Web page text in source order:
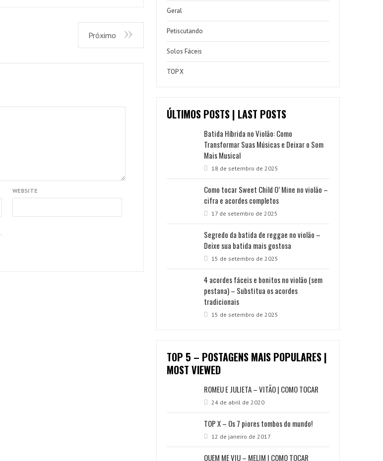
Próximo
WEBSITE
Geral
Petiscutando
Solos Fáceis
TOP X
ÚLTIMOS POSTS | LAST POSTS
Batida Híbrida no Violão: Como
Transformar Suas Músicas e Deixar o Som
Mais Musical
18 de setembro de 2025
Como tocar Sweet Child O’ Mine no violão –
cifra e acordes completos
17 de setembro de 2025
Segredo da batida de reggae no violão –
Deixe sua batida mais gostosa
15 de setembro de 2025
4 acordes fáceis e bonitos no violão (sem
pestana) – Substitua os acordes
tradicionais
15 de setembro de 2025
TOP 5 – POSTAGENS MAIS POPULARES |
MOST VIEWED
ROMEU E JULIETA – VITÃO | COMO TOCAR
24 de abril de 2020
TOP X – Os 7 piores tombos do mundo!
12 de janeiro de 2017
QUEM ME VIU – MELIM | COMO TOCAR